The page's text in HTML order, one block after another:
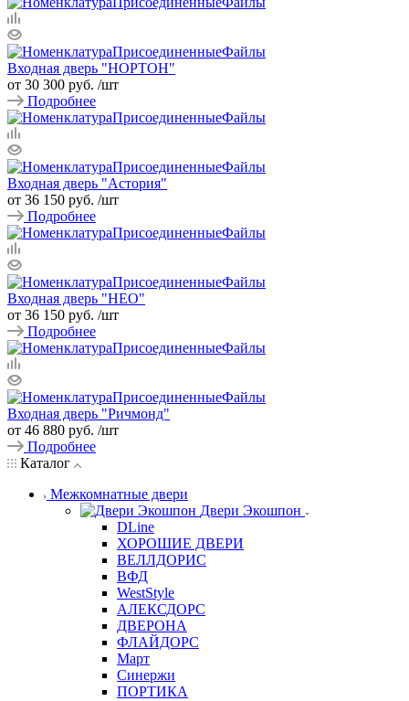
Входная дверь "НОРТОН"
от 30 300 руб. /шт
Подробнее
Входная дверь "Астория"
от 36 150 руб. /шт
Подробнее
Входная дверь "НЕО"
от 36 150 руб. /шт
Подробнее
Входная дверь "Ричмонд"
от 46 880 руб. /шт
Подробнее
Каталог
Межкомнатные двери
Двери Экошпон
DLine
ХОРОШИЕ ДВЕРИ
ВЕЛЛДОРИС
ВФД
WestStyle
АЛЕКСДОРС
ДВЕРОНА
ФЛАЙДОРС
Март
Синержи
ПОРТИКА